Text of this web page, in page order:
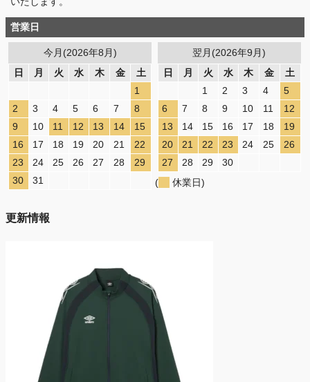
営業日
今月(2026年8月)
日
月 火 水 木 金
土
1
2
3 4 5 6 7
8
9
10 11 12 13 14
15
16
17 18 19 20 21
22
23
24 25 26 27 28
29
30
31
翌月(2026年9月)
日
月 火 水 木 金
土
1
2 3 4
5
6
7 8 9 10 11
12
13
14 15 16 17 18
19
20
21 22 23 24 25
26
27
28 29
30
(
休業日)
更新情報